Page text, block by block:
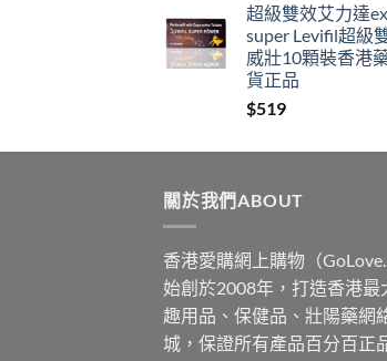
超級雙效艾力達
super Levifil超級
威壯10顆裝香港
貨正品
$519
關於我們ABOUT
香港愛購網上購物（
始創於2008年，打造香港最
趣用品、保健品、壯陽藥網
城，保證所有產品百分百正